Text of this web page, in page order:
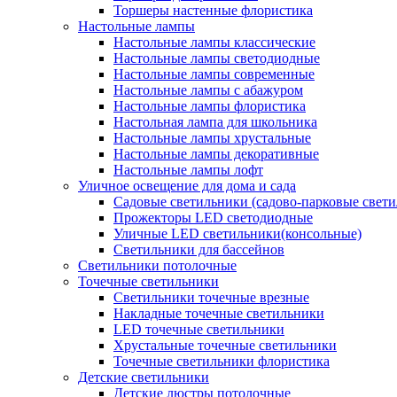
Торшеры настенные флористика
Настольные лампы
Настольные лампы классические
Настольные лампы светодиодные
Настольные лампы современные
Настольные лампы с абажуром
Настольные лампы флористика
Настольная лампа для школьника
Настольные лампы хрустальные
Настольные лампы декоративные
Настольные лампы лофт
Уличное освещение для дома и сада
Садовые светильники (садово-парковые
Прожекторы LED светодиодные
Уличные LED светильники(консольные)
Светильники для бассейнов
Светильники потолочные
Точечные светильники
Светильники точечные врезные
Накладные точечные светильники
LED точечные светильники
Хрустальные точечные светильники
Точечные светильники флористика
Детские светильники
Детские люстры потолочные